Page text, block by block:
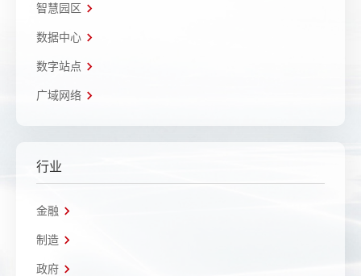
智慧园区
数据中心
数字站点
广域网络
行业
金融
制造
政府